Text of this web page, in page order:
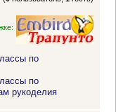
по
по
рукоделия